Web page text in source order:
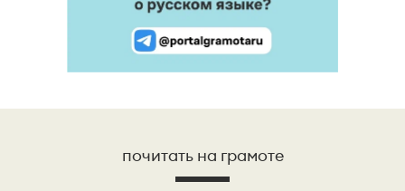
почитать на грамоте